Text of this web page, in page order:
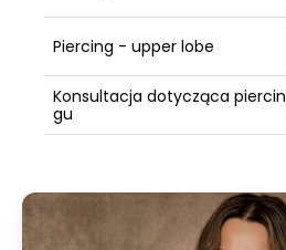
Piercing - upper lobe
Konsultacja dotycząca piercin
gu